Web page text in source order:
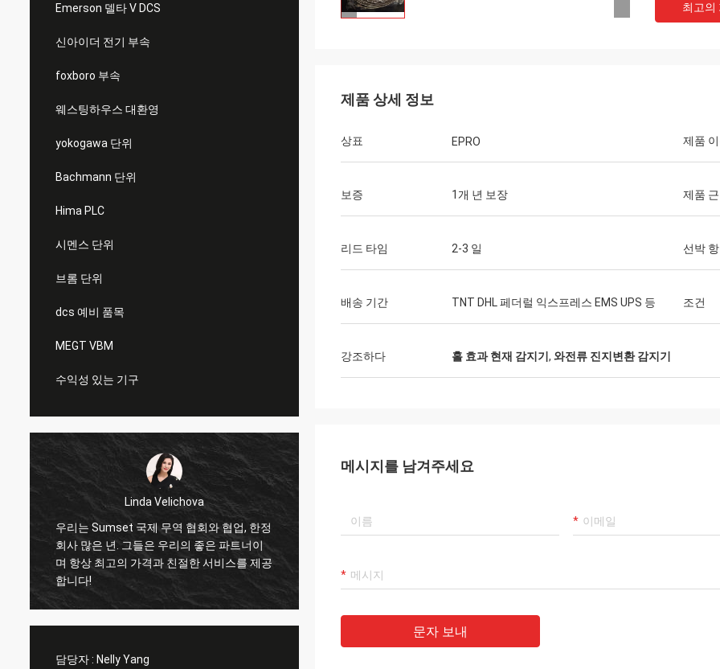
Emerson 델타 V DCS
신아이더 전기 부속
foxboro 부속
웨스팅하우스 대환영
yokogawa 단위
Bachmann 단위
Hima PLC
시멘스 단위
브롬 단위
dcs 예비 품목
MEGT VBM
수익성 있는 기구
Linda Velichova
우리는 Sumset 국제 무역 협회와 협업, 한정
회사 많은 년. 그들은 우리의 좋은 파트너이
며 항상 최고의 가격과 친절한 서비스를 제공
합니다!
삼세트 국제 무역회사, 한정 회사는 신뢰할
서비스를 받고 있습니다. 그것은 우리의 오랜
우리의 최고의 공급 업체
담당자 : Nelly Yang
최고의
제품 상세 정보
상표 EPRO 제품
보증 1개 년 보장 제품
리드 타임 2-3 일 선박
배송 기간 TNT DHL 페더럴 익스프레스 EMS UPS 등 조건
강조하다 홀 효과 현재 감지기 , 와전류 진지변환 감지기
메시지를 남겨주세요
문자 보내